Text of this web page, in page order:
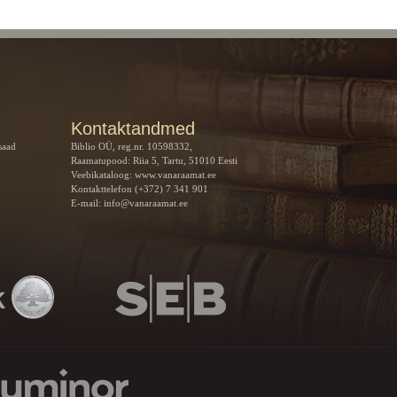
Kontaktandmed
Biblio OÜ, reg.nr. 10598332,
Raamatupood: Riia 5, Tartu, 51010 Eesti
Veebikataloog: www.vanaraamat.ee
Kontakttelefon (+372) 7 341 901
E-mail: info@vanaraamat.ee